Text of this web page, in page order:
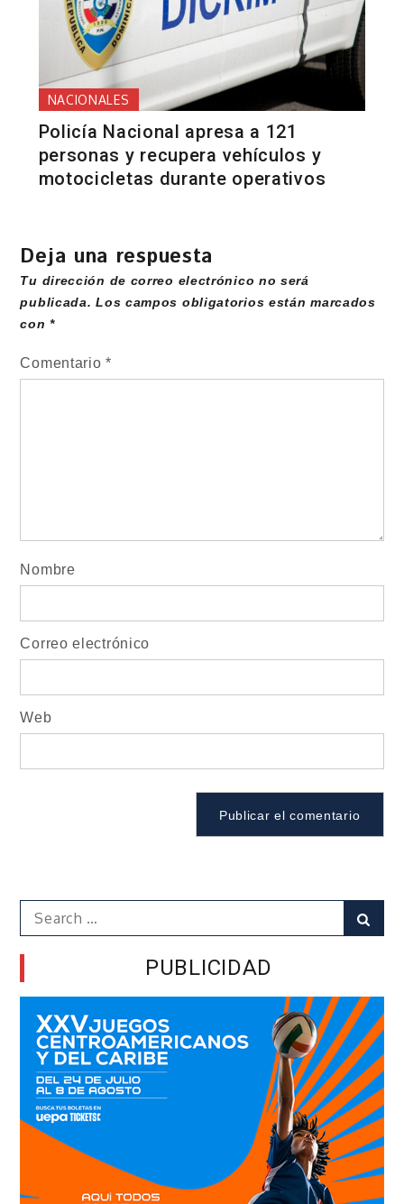
NACIONALES
Policía Nacional apresa a 121
personas y recupera vehículos y
motocicletas durante operativos
Deja una respuesta
Tu dirección de correo electrónico no será
publicada. Los campos obligatorios están marcados
con*
Comentario*
Nombre
Correo electrónico
Web
Search
for:
PUBLICIDAD